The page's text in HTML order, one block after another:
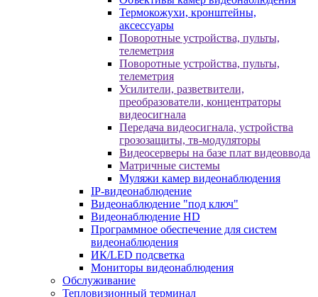
Термокожухи, кронштейны,
аксессуары
Поворотные устройства, пульты,
телеметрия
Поворотные устройства, пульты,
телеметрия
Усилители, разветвители,
преобразователи, концентраторы
видеосигнала
Передача видеосигнала, устройства
грозозащиты, тв-модуляторы
Видеосерверы на базе плат видеоввода
Матричные системы
Муляжи камер видеонаблюдения
IP-видеонаблюдение
Видеонаблюдение "под ключ"
Видеонаблюдение HD
Программное обеспечение для систем
видеонаблюдения
ИК/LED подсветка
Мониторы видеонаблюдения
Обслуживание
Тепловизионный терминал